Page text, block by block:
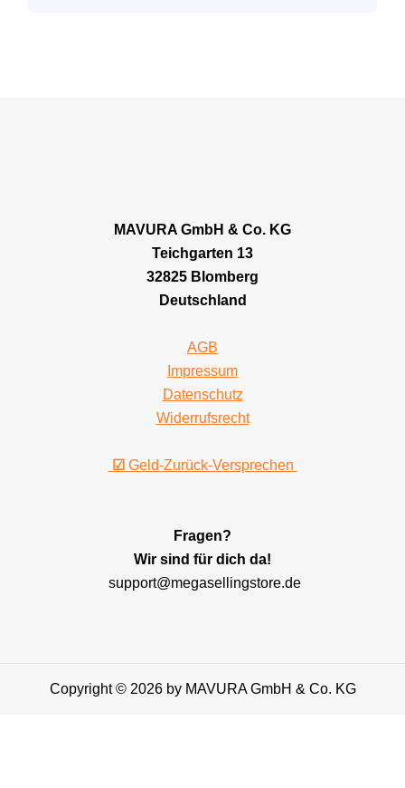
MAVURA GmbH & Co. KG
Teichgarten 13
32825 Blomberg
Deutschland
AGB
Impressum
Datenschutz
Widerrufsrecht
☑ Geld-Zurück-Versprechen
Fragen?
Wir sind für dich da!
support@megasellingstore.de
Copyright © 2026 by MAVURA GmbH & Co. KG